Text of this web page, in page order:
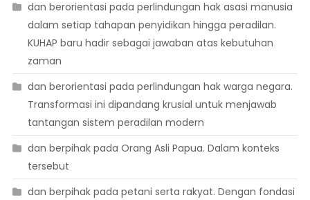
dan berorientasi pada perlindungan hak asasi manusia
dalam setiap tahapan penyidikan hingga peradilan.
KUHAP baru hadir sebagai jawaban atas kebutuhan
zaman
dan berorientasi pada perlindungan hak warga negara.
Transformasi ini dipandang krusial untuk menjawab
tantangan sistem peradilan modern
dan berpihak pada Orang Asli Papua. Dalam konteks
tersebut
dan berpihak pada petani serta rakyat. Dengan fondasi